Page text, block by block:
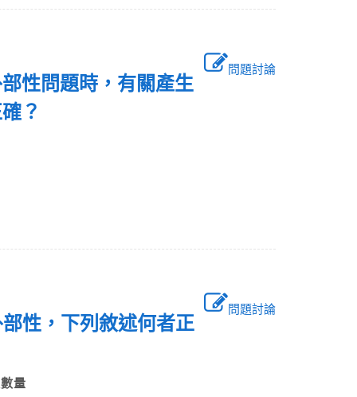
問題討論
性問題時，有關產生
確？
問題討論
性，下列敘述何者正
數量